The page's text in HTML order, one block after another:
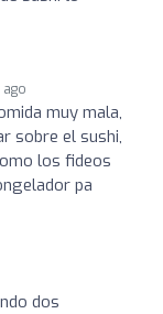
ago
muy mala,
sobre el sushi,
los fideos
pa
dos